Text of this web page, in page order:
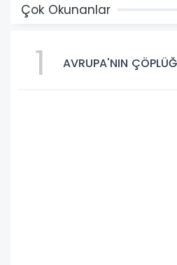
Çok Okunanlar
1 AVRUPA'NIN